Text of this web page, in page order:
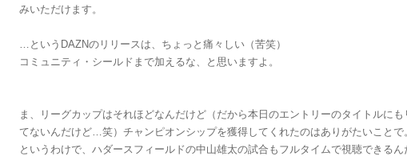
みいただけます。
…というDAZNのリリースは、ちょっと痛々しい（苦笑）
コミュニティ・シールドまで加えるな、と思いますよ。
ま、リーグカップはそれほどなんだけど（だから本日のエントリーのタイトルに
てないんだけど…笑）チャンピオンシップを獲得してくれたのはありがたいことで
というわけで、ハダースフィールドの中山雄太の試合もフルタイムで視聴できるん